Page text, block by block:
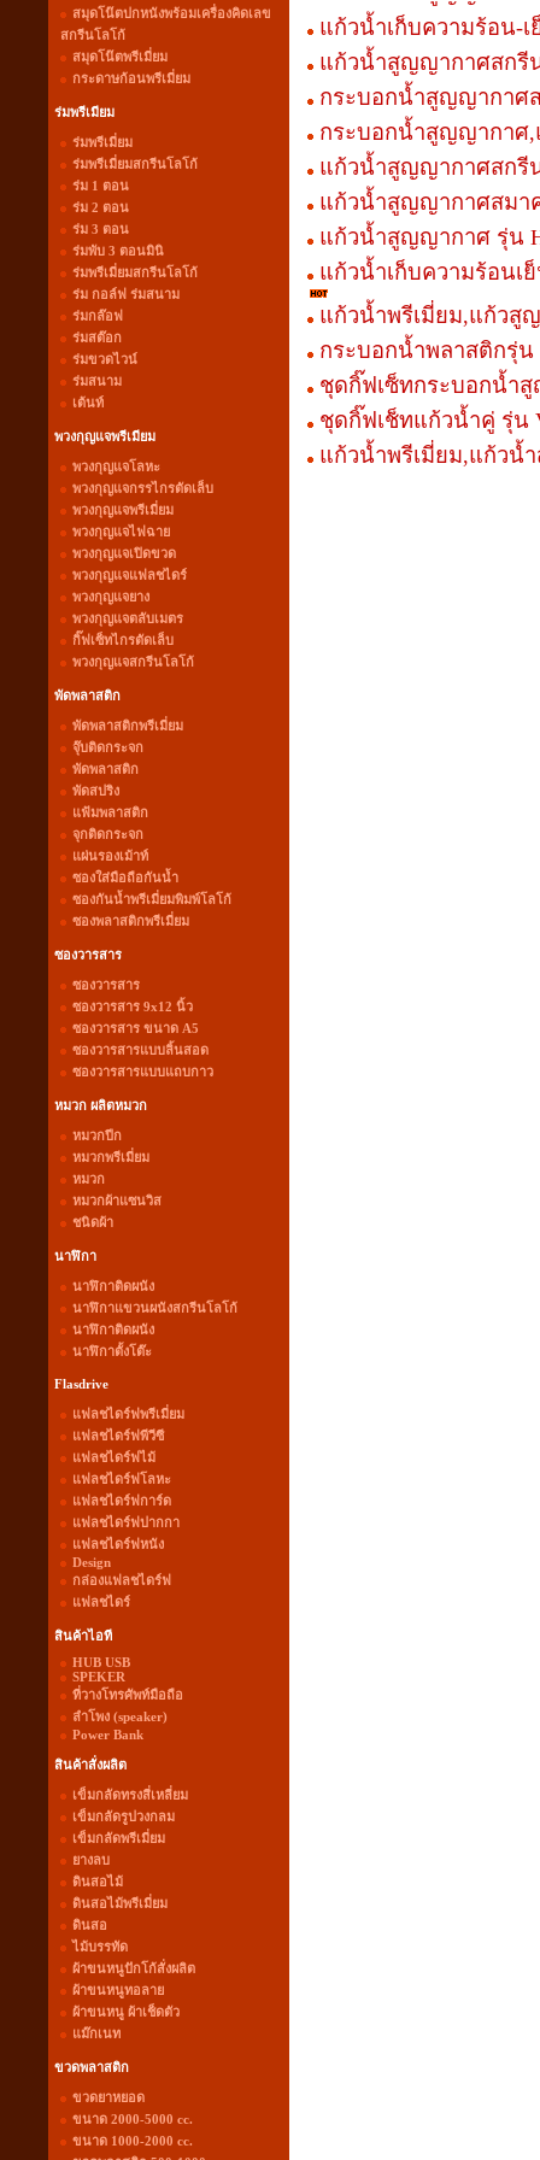
สมุดโน๊ตปกหนังพร้อมเครื่องคิดเลข
สกรีนโลโก้
สมุดโน๊ตพรีเมี่ยม
กระดาษก้อนพรีเมี่ยม
ร่มพรีเมียม
ร่มพรีเมี่ยม
ร่มพรีเมี่ยมสกรีนโลโก้
ร่ม 1 ตอน
ร่ม 2 ตอน
ร่ม 3 ตอน
ร่มพับ 3 ตอนมินิ
ร่มพรีเมี่ยมสกรีนโลโก้
ร่ม กอล์ฟ ร่มสนาม
ร่มกล๊อฟ
ร่มสต๊อก
ร่มขวดไวน์
ร่มสนาม
เต้นท์
พวงกุญแจพรีเมียม
พวงกุญแจโลหะ
พวงกุญแจกรรไกรตัดเล็บ
พวงกุญแจพรีเมี่ยม
พวงกุญแจไฟฉาย
พวงกุญแจเปิดขวด
พวงกุญแจแฟลชไดร์
พวงกุญแจยาง
พวงกุญแจตลับเมตร
กิ๊ฟเซ็ทไกรตัดเล็บ
พวงกุญแจสกรีนโลโก้
พัดพลาสติก
พัดพลาสติกพรีเมี่ยม
จุ๊บติดกระจก
พัดพลาสติก
พัดสปริง
แฟ้มพลาสติก
จุกติดกระจก
แผ่นรองเม้าท์
ซองใส่มือถือกันน้ำ
ซองกันน้ำพรีเมี่ยมพิมพ์โลโก้
ซองพลาสติกพรีเมี่ยม
ซองวารสาร
ซองวารสาร
ซองวารสาร 9x12 นิ้ว
ซองวารสาร ขนาด A5
ซองวารสารแบบลิ้นสอด
ซองวารสารแบบแถบกาว
หมวก ผลิตหมวก
หมวกปีก
หมวกพรีเมี่ยม
หมวก
หมวกผ้าแซนวิส
ชนิดผ้า
นาฬิกา
นาฬิกาติดผนัง
นาฬิกาแขวนผนังสกรีนโลโก้
นาฬิกาติดผนัง
นาฬิกาตั้งโต๊ะ
Flasdrive
แฟลชไดร์ฟพรีเมี่ยม
แฟลชไดร์ฟพีวีซี
แฟลชไดร์ฟไม้
แฟลชไดร์ฟโลหะ
แฟลชไดร์ฟการ์ด
แฟลชไดร์ฟปากกา
แฟลชไดร์ฟหนัง
Design
กล่องแฟลชไดร์ฟ
แฟลชไดร์
สินค้าไอที
HUB USB
SPEKER
ที่วางโทรศัพท์มือถือ
ลำโพง (speaker)
Power Bank
สินค้าสั่งผลิต
เข็มกลัดทรงสี่เหลี่ยม
เข็มกลัดรูปวงกลม
เข็มกลัดพรีเมี่ยม
ยางลบ
ดินสอไม้
ดินสอไม้พรีเมี่ยม
ดินสอ
ไม้บรรทัด
ผ้าขนหนูปักโก้สั่งผลิต
ผ้าขนหนูทอลาย
ผ้าขนหนู ผ้าเช็ดตัว
แม๊กเนท
ขวดพลาสติก
ขวดยาหยอด
ขนาด 2000-5000 cc.
ขนาด 1000-2000 cc.
แก้วน้ำเก็บความร้อน-
แก้วน้ำสูญญากาศสกรี
กระบอกน้ำสูญญากาศ
กระบอกน้ำสูญญากาศ
แก้วน้ำสูญญากาศสกรี
แก้วน้ำสูญญากาศสมา
แก้วน้ำสูญญากาศ รุ่น
แก้วน้ำเก็บความร้อน
แก้วน้ำพรีเมี่ยม,แก้วสู
กระบอกน้ำพลาสติกรุ่น
ชุดกิ๊ฟเซ็ทกระบอกน้ำ
ชุดกิ๊ฟเช็ทแก้วน้ำคู่ รุ่น
แก้วน้ำพรีเมี่ยม,แก้วน้